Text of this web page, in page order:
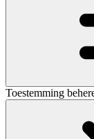
Toestemming